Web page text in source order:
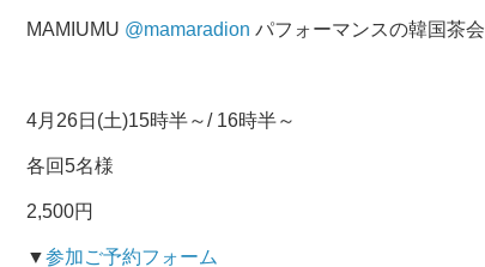
MAMIUMU @mamaradion パフォーマンスの韓国茶会
4月26日(土)15時半～/ 16時半～
各回5名様
2,500円
▼参加ご予約フォーム